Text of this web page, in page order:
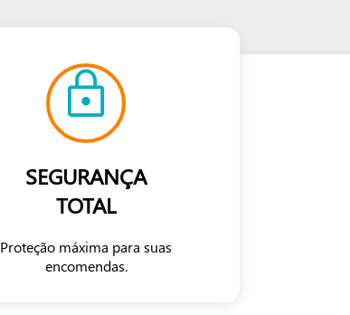
SEGURANÇA
TOTAL
Proteção máxima para suas
encomendas.